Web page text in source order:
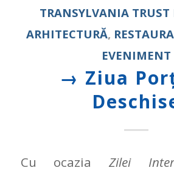
TRANSYLVANIA TRUST
ARHITECTURĂ,
EVENIMENT
→ Ziua
Cu ocazia Zilei